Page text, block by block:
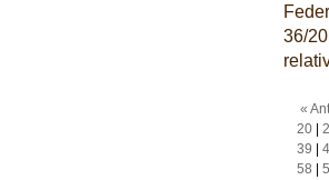
36/
«
20|
39
58